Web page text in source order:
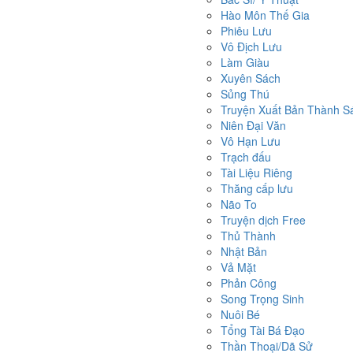
Hào Môn Thế Gia
Phiêu Lưu
Vô Địch Lưu
Làm Giàu
Xuyên Sách
Sủng Thú
Truyện Xuất Bản Thành
Niên Đại Văn
Vô Hạn Lưu
Trạch đấu
Tài Liệu Riêng
Thăng cấp lưu
Não To
Truyện dịch Free
Thủ Thành
Nhật Bản
Vả Mặt
Phản Công
Song Trọng Sinh
Nuôi Bé
Tổng Tài Bá Đạo
Thần Thoại/Dã Sử